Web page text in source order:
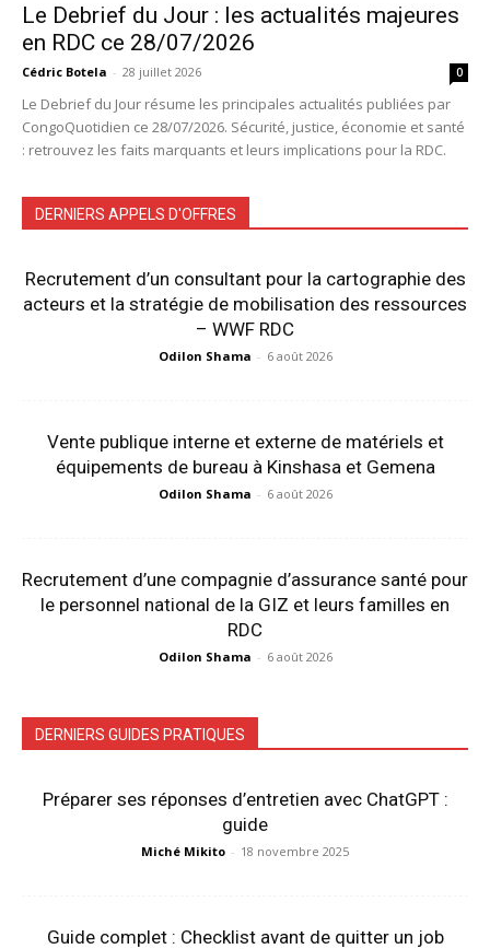
Le Debrief du Jour : les actualités majeures
en RDC ce 28/07/2026
Cédric Botela - 28 juillet 2026 0
Le Debrief du Jour résume les principales actualités publiées par
CongoQuotidien ce 28/07/2026. Sécurité, justice, économie et santé
: retrouvez les faits marquants et leurs implications pour la RDC.
DERNIERS APPELS D'OFFRES
Recrutement d’un consultant pour la cartographie des
acteurs et la stratégie de mobilisation des ressources
– WWF RDC
Odilon Shama - 6 août 2026
Vente publique interne et externe de matériels et
équipements de bureau à Kinshasa et Gemena
Odilon Shama - 6 août 2026
Recrutement d’une compagnie d’assurance santé pour
le personnel national de la GIZ et leurs familles en
RDC
Odilon Shama - 6 août 2026
DERNIERS GUIDES PRATIQUES
Préparer ses réponses d’entretien avec ChatGPT :
guide
Miché Mikito - 18 novembre 2025
Guide complet : Checklist avant de quitter un job